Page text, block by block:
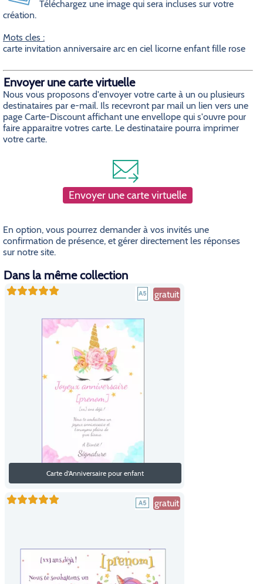
Téléchargez une image qui sera incluses sur votre
création.
Mots cles :
carte invitation anniversaire arc en ciel licorne enfant fille rose
Envoyer une carte virtuelle
Nous vous proposons d'envoyer votre carte à un ou plusieurs
destinataires par e-mail. Ils recevront par mail un lien vers une
page Carte-Discount affichant une envellope qui s'ouvre pour
faire apparaitre votres carte. Le destinataire pourra imprimer
votre carte.
Envoyer une carte virtuelle
En option, vous pourrez demander à vos invités une
confirmation de présence, et gérer directement les réponses
sur notre site.
Dans la même collection
gratuit
Carte d'Anniversaire pour enfant
gratuit